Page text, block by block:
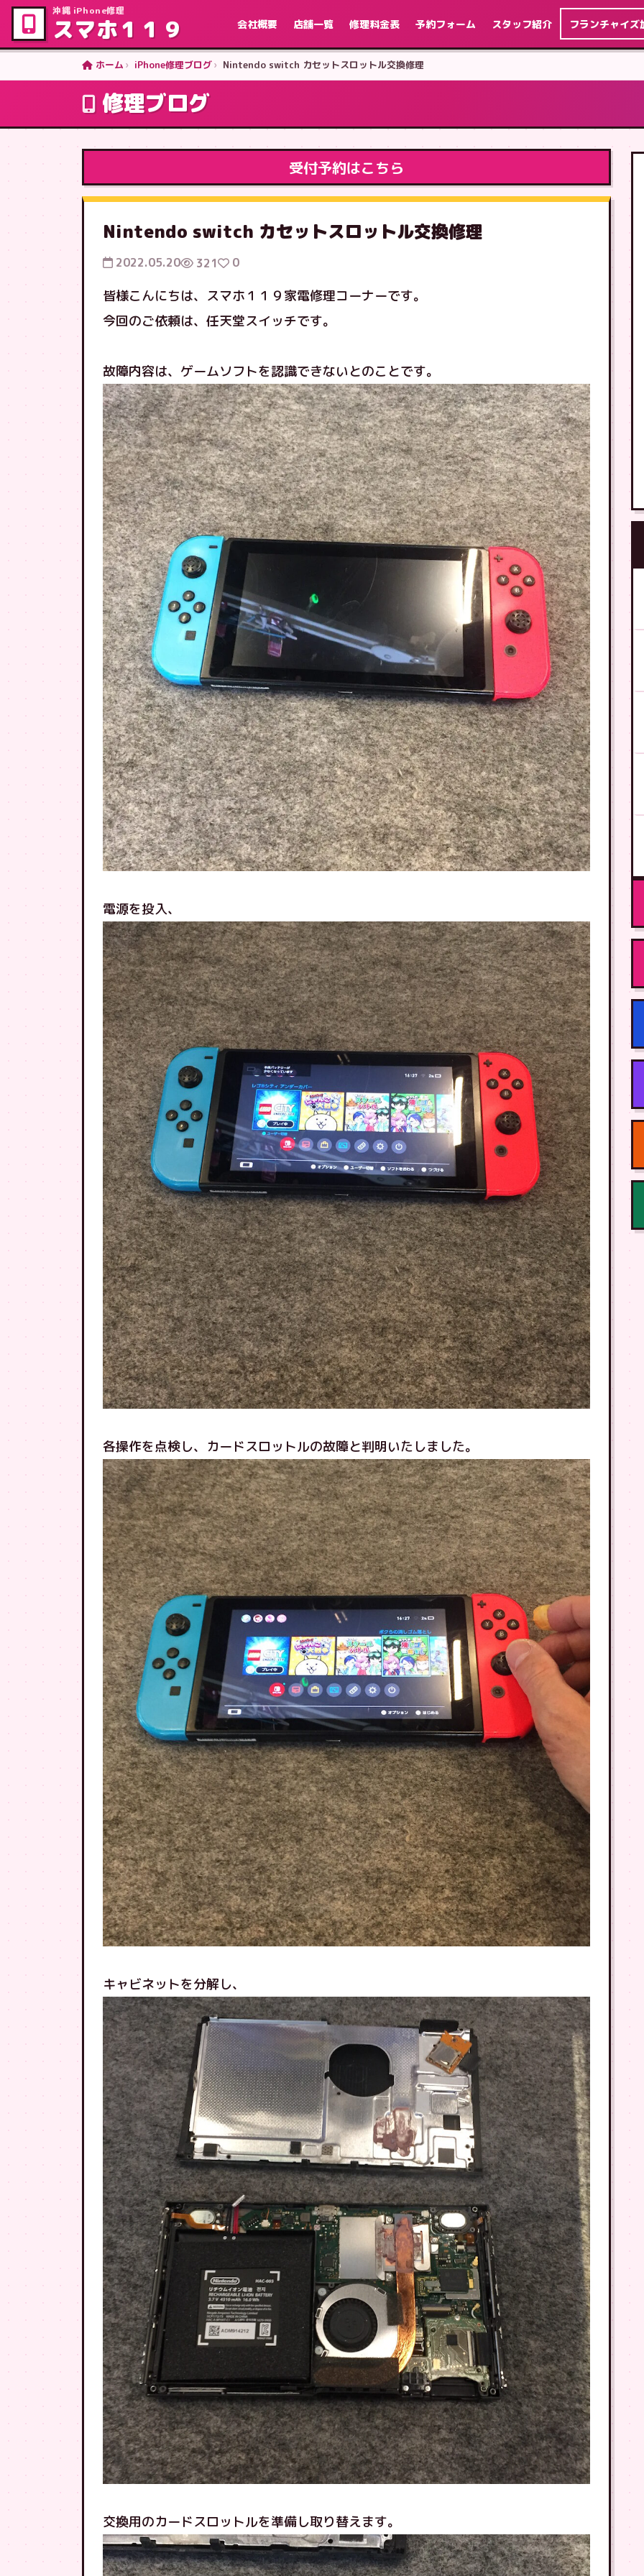
沖縄 iPhone修理
スマホ１１９ 会社概要 店舗一覧 修理料金表 予約フォーム スタッフ紹介 フランチャイズ
ホーム iPhone修理ブログ Nintendo switch カセットスロットル交換修理
修理ブログ
受付予約はこちら
Nintendo switch カセットスロットル交換修理
2022.05.20 321 0
皆様こんにちは、スマホ１１９家電修理コーナーです。
今回のご依頼は、任天堂スイッチです。
故障内容は、ゲームソフトを認識できないとのことです。
電源を投入、
各操作を点検し、カードスロットルの故障と判明いたしました。
キャビネットを分解し、
交換用のカードスロットルを準備し取り替えます。